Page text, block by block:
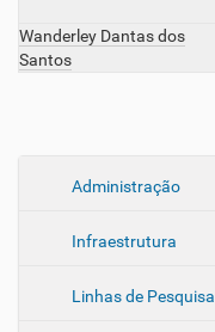
Administração
Infraestrutura
Linhas de Pesquisa
Wanderley Dantas dos
Santos